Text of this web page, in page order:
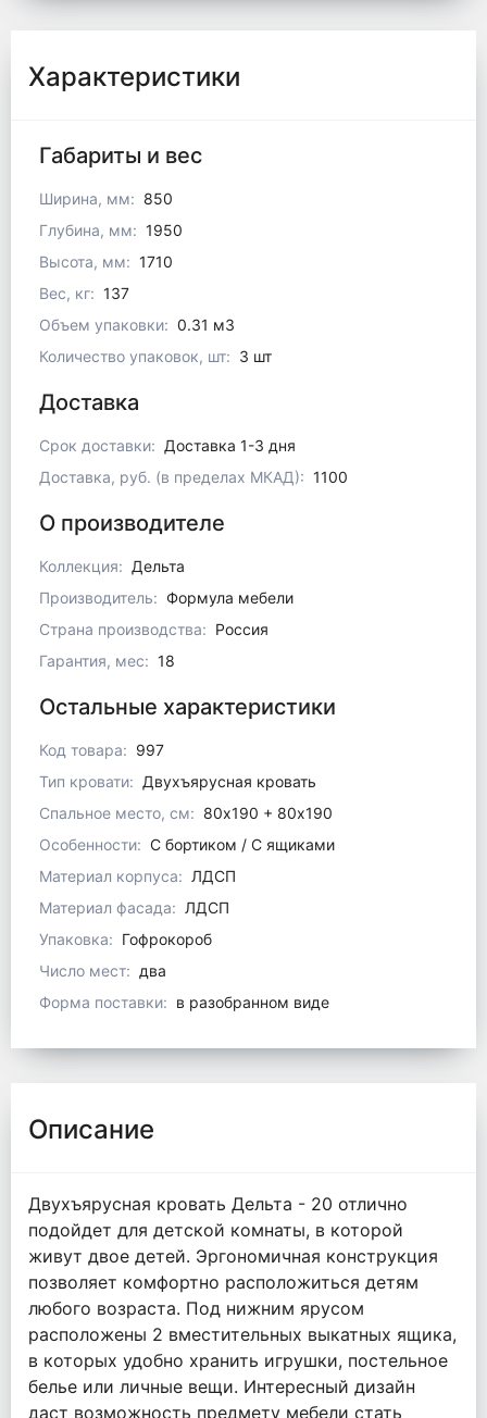
Характеристики
Габариты и вес
Ширина, мм: 850
Глубина, мм: 1950
Высота, мм: 1710
Вес, кг: 137
Объем упаковки: 0.31 м3
Количество упаковок, шт: 3 шт
Доставка
Срок доставки: Доставка 1-3 дня
Доставка, руб. (в пределах МКАД): 1100
О производителе
Коллекция: Дельта
Производитель: Формула мебели
Страна производства: Россия
Гарантия, мес: 18
Остальные характеристики
Код товара: 997
Тип кровати: Двухъярусная кровать
Спальное место, см: 80x190 + 80х190
Особенности: С бортиком / С ящиками
Материал корпуса: ЛДСП
Материал фасада: ЛДСП
Упаковка: Гофрокороб
Число мест: два
Форма поставки: в разобранном виде
Описание
Двухъярусная кровать Дельта - 20 отлично
подойдет для детской комнаты, в которой
живут двое детей. Эргономичная конструкция
позволяет комфортно расположиться детям
любого возраста. Под нижним ярусом
расположены 2 вместительных выкатных ящика,
в которых удобно хранить игрушки, постельное
белье или личные вещи. Интересный дизайн
даст возможность предмету мебели стать